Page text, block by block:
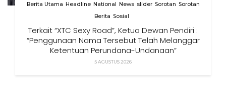
Berita Utama Headline National News slider Sorotan Sorotan
Berita Sosial
Terkait “XTC Sexy Road”, Ketua Dewan Pendiri :
“Penggunaan Nama Tersebut Telah Melanggar
Ketentuan Perundang-Undangan”
5 AGUSTUS 2026